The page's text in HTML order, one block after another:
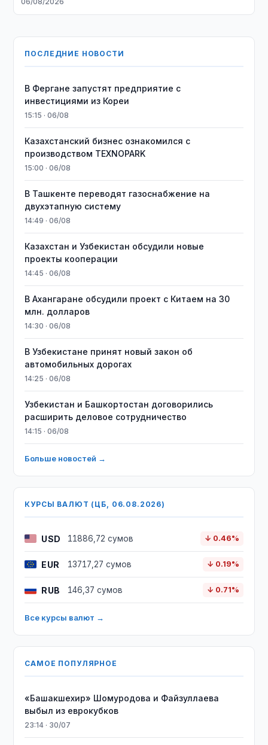
ПОСЛЕДНИЕ НОВОСТИ
В Фергане запустят предприятие с
инвестициями из Кореи
15:15 · 06/08
Казахстанский бизнес ознакомился с
производством TEXNOPARK
15:00 · 06/08
В Ташкенте переводят газоснабжение на
двухэтапную систему
14:49 · 06/08
Казахстан и Узбекистан обсудили новые
проекты кооперации
14:45 · 06/08
В Ахангаране обсудили проект с Китаем на 30
млн. долларов
14:30 · 06/08
В Узбекистане принят новый закон об
автомобильных дорогах
14:25 · 06/08
Узбекистан и Башкортостан договорились
расширить деловое сотрудничество
14:15 · 06/08
Больше новостей →
КУРСЫ ВАЛЮТ (ЦБ, 06.08.2026)
USD 11886,72 сумов ↓ 0.46%
EUR 13717,27 сумов ↓ 0.19%
RUB 146,37 сумов ↓ 0.71%
Все курсы валют →
САМОЕ ПОПУЛЯРНОЕ
«Башакшехир» Шомуродова и Файзуллаева
выбыл из еврокубков
23:14 · 30/07